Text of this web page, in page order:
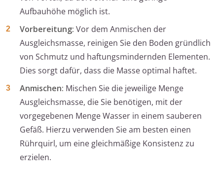
Aufbauhöhe möglich ist.
Vorbereitung: Vor dem Anmischen der
Ausgleichsmasse, reinigen Sie den Boden gründlich
von Schmutz und haftungsmindernden Elementen.
Dies sorgt dafür, dass die Masse optimal haftet.
Anmischen: Mischen Sie die jeweilige Menge
Ausgleichsmasse, die Sie benötigen, mit der
vorgegebenen Menge Wasser in einem sauberen
Gefäß. Hierzu verwenden Sie am besten einen
Rührquirl, um eine gleichmäßige Konsistenz zu
erzielen.